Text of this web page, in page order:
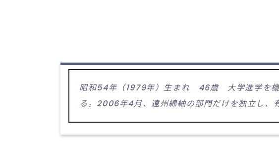
昭和54年（1979年）生まれ 46歳 大学進学を機
る。2006年4月、遠州綿紬の部門だけを独立し、